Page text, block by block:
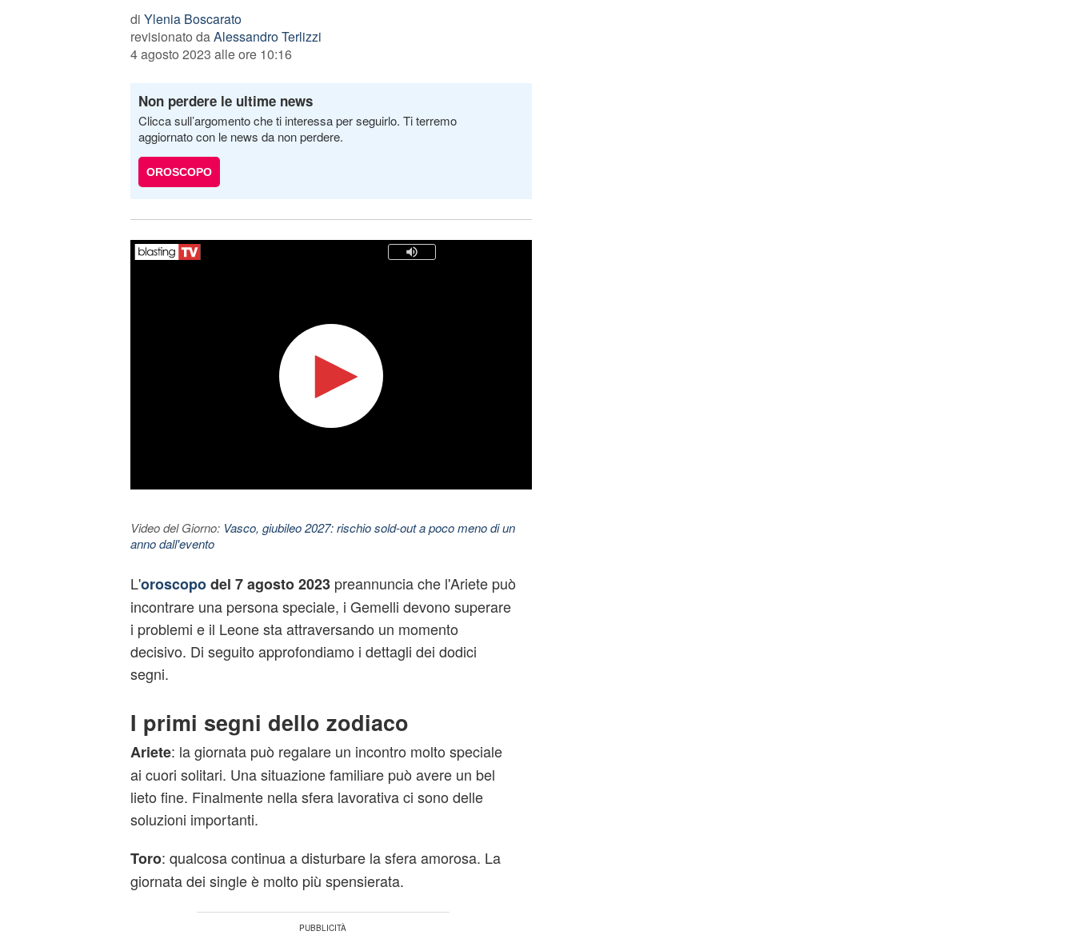
di Ylenia Boscarato
revisionato daAlessandro Terlizzi
4 agosto 2023 alle ore 10:16
Non perdere le ultime news
Clicca sull’argomento che ti interessa per seguirlo. Ti terremo
aggiornato con le news da non perdere.
OROSCOPO
Video del Giorno: Vasco, giubileo 2027: rischio sold-out a poco meno di un
anno dall'evento
L'oroscopodel 7 agosto 2023preannuncia che l'Ariete può
incontrare una persona speciale, i Gemelli devono superare
i problemi e il Leone sta attraversando un momento
decisivo. Di seguito approfondiamo i dettagli dei dodici
segni.
I primi segni dello zodiaco
Ariete: la giornata può regalare un incontro molto speciale
ai cuori solitari. Una situazione familiare può avere un bel
lieto fine. Finalmente nella sfera lavorativa ci sono delle
soluzioni importanti.
Toro: qualcosa continua a disturbare la sfera amorosa. La
giornata dei single è molto più spensierata.